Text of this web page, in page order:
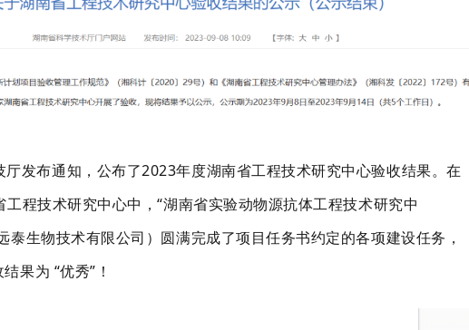
厅发布通知，公布了2023年度湖南省工程技术研究中心验收结果。在
程技术研究中心中，“湖南省实验动物源抗体工程技术研究中
泰生物技术有限公司）圆满完成了项目任务书约定的各项建设任务，
果为 “优秀”！